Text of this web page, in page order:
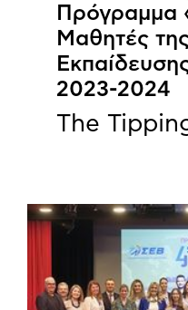
Πρόγραμμα
Μαθητές
2023-2024
The